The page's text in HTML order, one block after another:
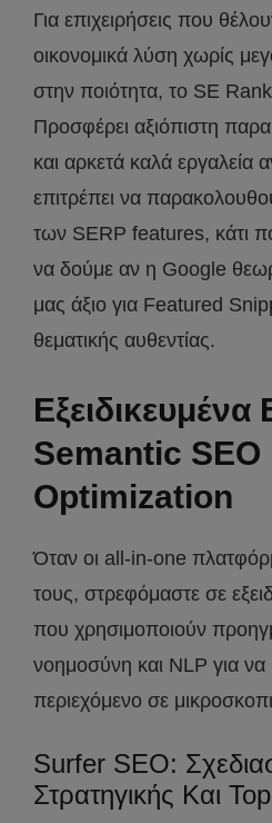
Για επιχειρήσεις που
οικονομικά λύση χωρίς
στην ποιότητα, το SE
Προσφέρει αξιόπιστη
και αρκετά καλά εργαλεία
επιτρέπει να
των SERP features, κάτι
να δούμε αν η Google
μας άξιο για Featured
θεματικής αυθεντίας.
Εξειδικευμένα
Semantic SEO
Optimization
Όταν οι all-in-one
τους, στρεφόμαστε σε
που χρησιμοποιούν
νοημοσύνη και NLP για να
περιεχόμενο σε
Surfer SEO:
Στρατηγικής Και